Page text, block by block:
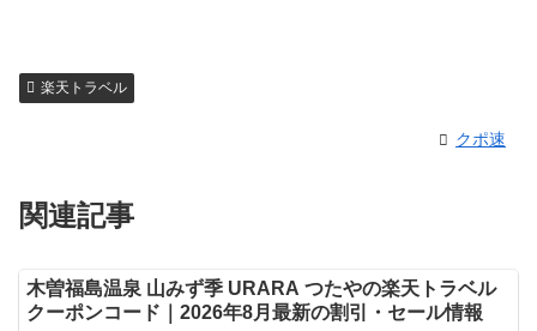
楽天トラベル
クポ速
関連記事
木曽福島温泉 山みず季 URARA つたやの楽天トラベル
クーポンコード｜2026年8月最新の割引・セール情報